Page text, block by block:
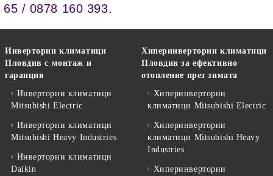
65 / 0878 160 393.
Инверторни климатици
Пловдив с монтаж и
гаранция
Инверторни климатици
Mitsubishi Electric
Инверторни климатици
Mitsubishi Heavy Industries
Инверторни климатици
Daikin
Хиперинверторни климатици
Пловдив за ефективно
отопление през зимата
Хиперинверторни
климатици Mitsubishi Electric
Хиперинверторни
климатици Mitsubishi Heavy
Industries
Хиперинверторни